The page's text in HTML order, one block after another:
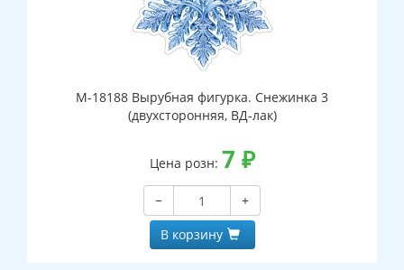
М-18188 Вырубная фигурка. Снежинка 3
(двухсторонняя, ВД-лак)
Цена розн: 7 ₽
−
+
В корзину